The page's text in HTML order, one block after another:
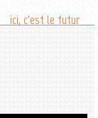
ici, c'est le futur